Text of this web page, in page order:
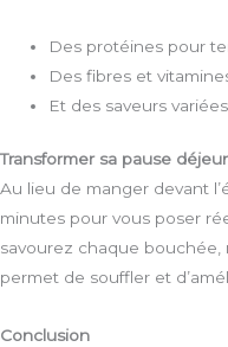
Des protéines pour
Des fibres et
Et des saveurs
Transformer sa pause
Au lieu de manger devant
minutes pour vous poser
savourez chaque
permet de souffler et
Conclusion